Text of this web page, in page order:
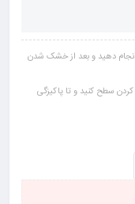
دهید و بعد از خشک شدن
سطح کنید و تا پاکیزگی